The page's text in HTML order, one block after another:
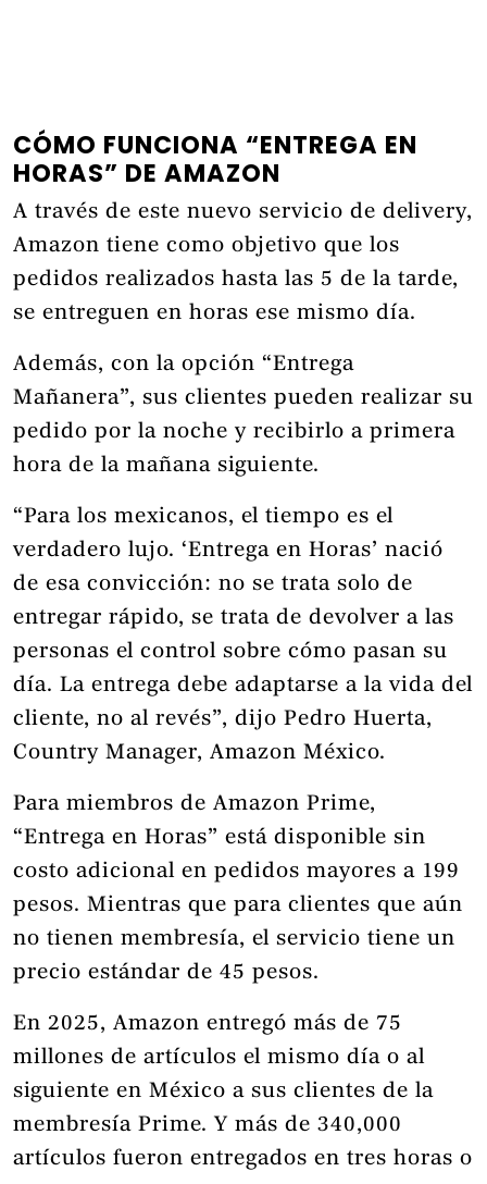
CÓMO FUNCIONA “ENTREGA EN
HORAS” DE AMAZON
A través de este nuevo servicio de delivery,
Amazon tiene como objetivo que los
pedidos realizados hasta las 5 de la tarde,
se entreguen en horas ese mismo día.
Además, con la opción “Entrega
Mañanera”, sus clientes pueden realizar su
pedido por la noche y recibirlo a primera
hora de la mañana siguiente.
“Para los mexicanos, el tiempo es el
verdadero lujo. ‘Entrega en Horas’ nació
de esa convicción: no se trata solo de
entregar rápido, se trata de devolver a las
personas el control sobre cómo pasan su
día. La entrega debe adaptarse a la vida del
cliente, no al revés”, dijo Pedro Huerta,
Country Manager, Amazon México.
Para miembros de Amazon Prime,
“Entrega en Horas” está disponible sin
costo adicional en pedidos mayores a 199
pesos. Mientras que para clientes que aún
no tienen membresía, el servicio tiene un
precio estándar de 45 pesos.
En 2025, Amazon entregó más de 75
millones de artículos el mismo día o al
siguiente en México a sus clientes de la
membresía Prime. Y más de 340,000
artículos fueron entregados en tres horas o